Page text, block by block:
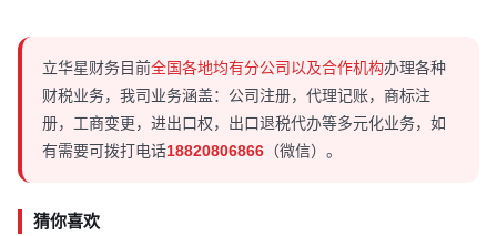
立华星财务目前全国各地均有分公司以及合作机构办理各种
财税业务，我司业务涵盖：公司注册，代理记账，商标注
册，工商变更，进出口权，出口退税代办等多元化业务，如
有需要可拨打电话18820806866 （微信）。
猜你喜欢